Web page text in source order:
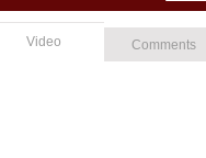
Video Comments